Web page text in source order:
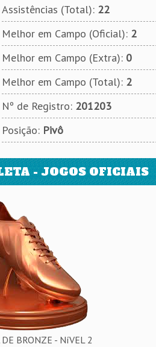
Assistências (Total): 22
Melhor em Campo (Oficial): 2
Melhor em Campo (Extra): 0
Melhor em Campo (Total): 2
Nº de Registro: 201203
Posição: Pivô
- JOGOS OFICIAIS
BRONZE - NíVEL 2